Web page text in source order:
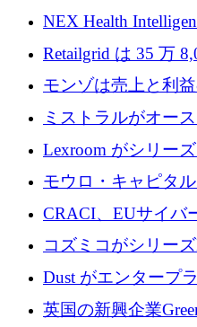
ラットフォームを
NEX Health
100万ユーロを確保
Retailgrid は 35 万
ラウンドで小売業
ゲットにしています
モンゾは売上と利
ミストラルがオー
Lexroom がシリー
てヨーロッパ大陸
モウロ・キャピタ
ローズで4億ドルを
CRACI、EUサイバ
アンスプラットフ
コズミコがシリー
ロを調達
Dust がエンタープ
レイヤー」オペレ
英国の新興企業